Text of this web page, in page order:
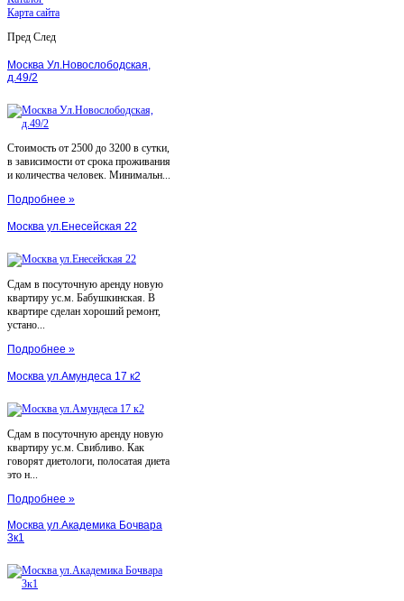
Карта сайта
Пред След
Москва Ул.Новослободская,
д.49/2
Стоимость от 2500 до 3200 в сутки,
в зависимости от срока проживания
и количества человек. Минимальн...
Подробнее »
Москва ул.Енесейская 22
Сдам в посуточную аренду новую
квартиру ус.м. Бабушкинская. В
квартире сделан хороший ремонт,
устано...
Подробнее »
Москва ул.Амундеса 17 к2
Сдам в посуточную аренду новую
квартиру ус.м. Свибливо. Как
говорят диетологи, полосатая диета
это н...
Подробнее »
Москва ул.Академика Бочвара
3к1